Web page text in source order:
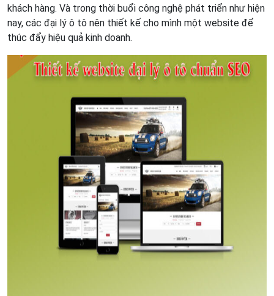
khách hàng. Và trong thời buổi công nghệ phát triển như hiện
nay, các đại lý ô tô nên thiết kế cho mình một website để
thúc đẩy hiệu quả kinh doanh.